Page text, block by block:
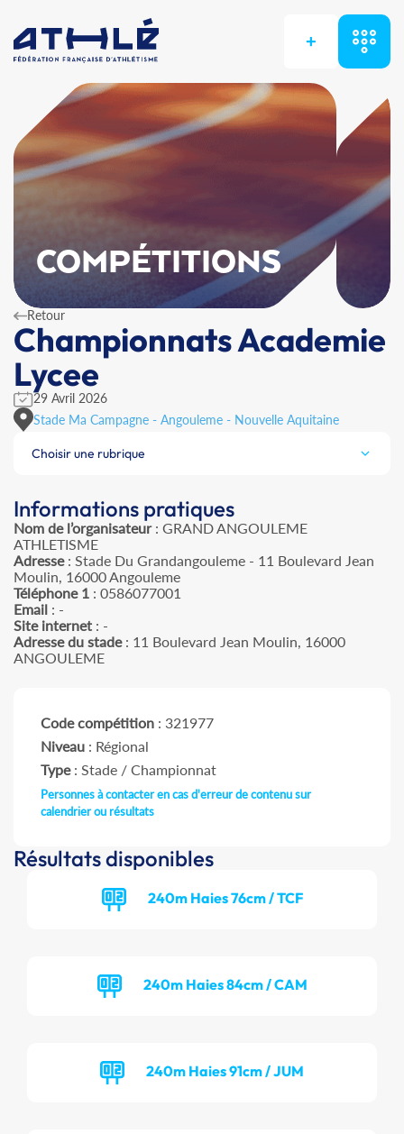
+
COMPÉTITIONS
Retour
Championnats Academie
Lycee
29 Avril 2026
Stade Ma Campagne - Angouleme - Nouvelle Aquitaine
Choisir une rubrique
Informations pratiques
Nom de l’organisateur: GRAND ANGOULEME
ATHLETISME
Adresse: Stade Du Grandangouleme - 11 Boulevard Jean
Moulin, 16000 Angouleme
Téléphone 1 : 0586077001
Email : -
Site internet : -
Adresse du stade: 11 Boulevard Jean Moulin, 16000
ANGOULEME
Code compétition : 321977
Niveau : Régional
Type: Stade / Championnat
Personnes à contacter en cas d'erreur de contenu sur
calendrier ou résultats
Résultats disponibles
240m Haies 76cm / TCF
240m Haies 84cm / CAM
240m Haies 91cm / JUM